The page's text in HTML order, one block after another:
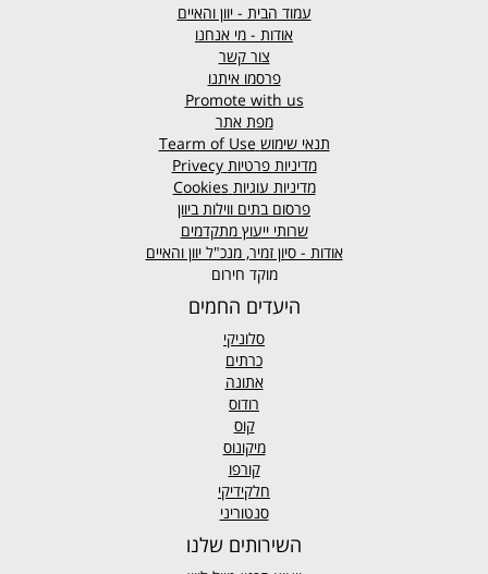
עמוד הבית - יוון והאיים
אודות - מי אנחנו
צור קשר
פרסמו איתנו
Promote with us
מפת אתר
תנאי שימוש
מדיניות פרטיות Privecy
מדיניות עוגיות Cookies
פרסום בתים ווילות ביוון
שרותי ייעוץ מתקדמים
אודות - סיון זמיר, מנכ"ל יוון והאיים
מוקד חירום
היעדים החמים
סלוניקי
כרתים
אתונה
רודוס
קוס
מיקונוס
קורפו
חלקידיקי
סנטוריני
השירותים שלנו